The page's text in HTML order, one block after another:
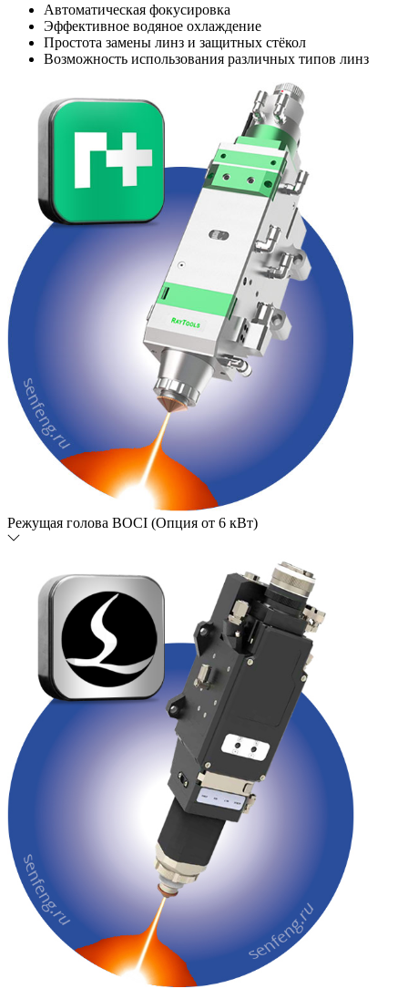
Автоматическая фокусировка
Эффективное водяное охлаждение
Простота замены линз и защитных стёкол
Возможность использования различных типов линз
Режущая голова BOCI (Опция от 6 кВт)